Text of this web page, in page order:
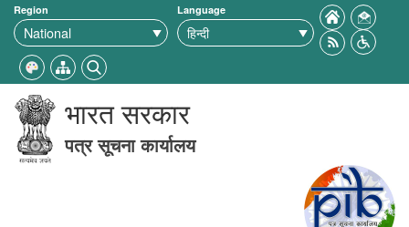
Region Language
भारत सरकार
पत्र सूचना कार्यालय